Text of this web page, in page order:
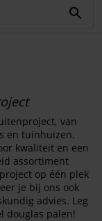
van
en tuinhuizen.
kwaliteit en een
assortiment
op één plek
je bij ons ook
advies. Leg
douglas palen!